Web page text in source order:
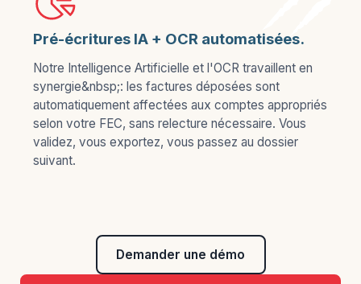
Pré-écritures IA + OCR automatisées.
Notre Intelligence Artificielle et l'OCR travaillent en
synergie&nbsp;: les factures déposées sont
automatiquement affectées aux comptes appropriés
selon votre FEC, sans relecture nécessaire. Vous
validez, vous exportez, vous passez au dossier
suivant.
Demander une démo